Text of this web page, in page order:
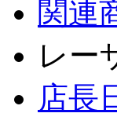
関連
レー
店長